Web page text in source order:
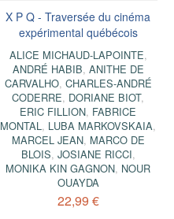
X P Q - Traversée du cinéma
expérimental québécois
ALICE MICHAUD-LAPOINTE,
ANDRÉ HABIB, ANITHE DE
CARVALHO, CHARLES-ANDRÉ
CODERRE, DORIANE BIOT,
ERIC FILLION, FABRICE
MONTAL, LUBA MARKOVSKAIA,
MARCEL JEAN, MARCO DE
BLOIS, JOSIANE RICCI,
MONIKA KIN GAGNON, NOUR
OUAYDA
22,99 €